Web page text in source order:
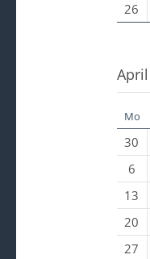
26
April
Mo
30
6
13
20
27